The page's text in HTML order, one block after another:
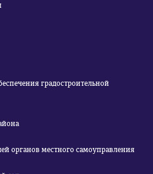
градостроительной
органов местного самоуправления